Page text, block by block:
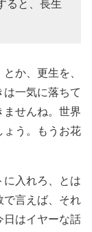
ると、長生
か、更生を、
一気に落ちて
せんね。世界
ょう。もうお花
入れろ、とは
で言えば、それ
日はイヤーな話